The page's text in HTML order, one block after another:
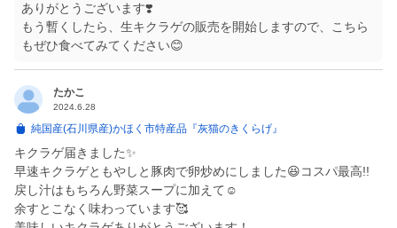
ありがとうございます❣️
もう暫くしたら、生キクラゲの販売を開始しますので、こちら
もぜひ食べてみてください😊
たかこ
2024.6.28
純国産(石川県産)かほく市特産品『灰猫のきくらげ』
キクラゲ届きました✨
早速キクラゲともやしと豚肉で卵炒めにしました😆コスパ最高!!
戻し汁はもちろん野菜スープに加えて☺️
余すとこなく味わっています🥰